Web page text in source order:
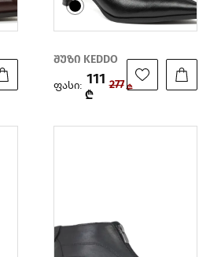
შუზი KEDDO
ფასი: 111
₾
277 ₾